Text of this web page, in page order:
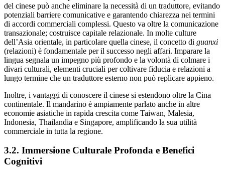
del cinese può anche eliminare la necessità di un traduttore, evitando
potenziali barriere comunicative e garantendo chiarezza nei termini
di accordi commerciali complessi. Questo va oltre la comunicazione
transazionale; costruisce capitale relazionale. In molte culture
dell’Asia orientale, in particolare quella cinese, il concetto di guanxi
(relazioni) è fondamentale per il successo negli affari. Imparare la
lingua segnala un impegno più profondo e la volontà di colmare i
divari culturali, elementi cruciali per coltivare fiducia e relazioni a
lungo termine che un traduttore esterno non può replicare appieno.
Inoltre, i vantaggi di conoscere il cinese si estendono oltre la Cina
continentale. Il mandarino è ampiamente parlato anche in altre
economie asiatiche in rapida crescita come Taiwan, Malesia,
Indonesia, Thailandia e Singapore, amplificando la sua utilità
commerciale in tutta la regione.
3.2. Immersione Culturale Profonda e Benefici
Cognitivi